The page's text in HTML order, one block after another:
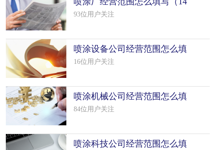
个模板）
93位用户关注
喷涂设备公司经营范围怎么填
写（31个
16位用户关注
喷涂机械公司经营范围怎么填
写（50个
84位用户关注
喷涂科技公司经营范围怎么填